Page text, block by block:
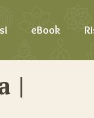
eBook
|